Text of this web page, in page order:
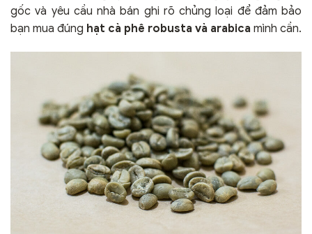
gốc và yêu cầu nhà bán ghi rõ chủng loại để đảm bảo
bạn mua đúng hạt cà phê robusta và arabica mình cần.